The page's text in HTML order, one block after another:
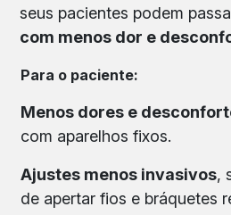
seus pacientes podem
com menos dor e
Para o paciente:
Menos dores e
com aparelhos fixos.
Ajustes menos invasivos,
de apertar fios e bráquetes